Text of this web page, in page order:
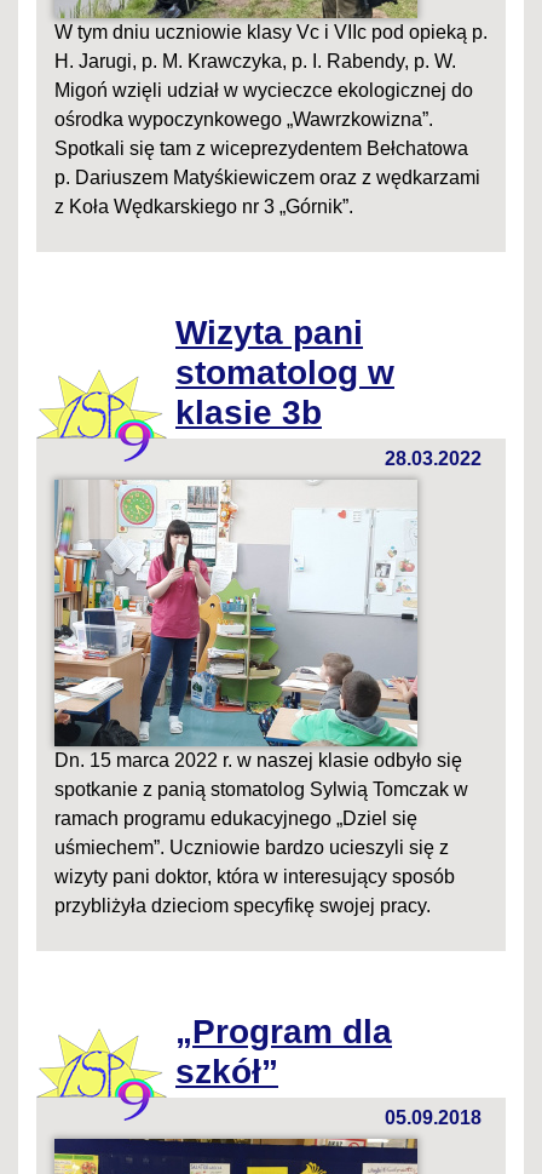
W tym dniu uczniowie klasy Vc i VIIc pod opieką p.
H. Jarugi, p. M. Krawczyka, p. I. Rabendy, p. W.
Migoń wzięli udział w wycieczce ekologicznej do
ośrodka wypoczynkowego „Wawrzkowizna”.
Spotkali się tam z wiceprezydentem Bełchatowa
p. Dariuszem Matyśkiewiczem oraz z wędkarzami
z Koła Wędkarskiego nr 3 „Górnik”.
Wizyta pani
stomatolog w
klasie 3b
28.03.2022
Dn. 15 marca 2022 r. w naszej klasie odbyło się
spotkanie z panią stomatolog Sylwią Tomczak w
ramach programu edukacyjnego „Dziel się
uśmiechem”. Uczniowie bardzo ucieszyli się z
wizyty pani doktor, która w interesujący sposób
przybliżyła dzieciom specyfikę swojej pracy.
„Program dla
szkół”
05.09.2018